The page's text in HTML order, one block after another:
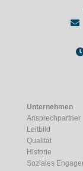
Unternehmen
Ansprechpartner
Leitbild
Qualität
Historie
Soziales